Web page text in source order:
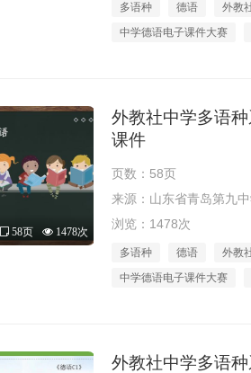
多语种 德语
外教
中学德语电子课件大赛
58页 1478次
外教社中学多语
课件
页数：58页
来源：山东省青岛第九
浏览：1478次
多语种 德语
外教
中学德语电子课件大赛
外教社中学多语